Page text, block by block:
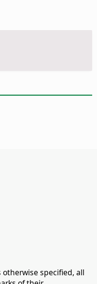
specified, all